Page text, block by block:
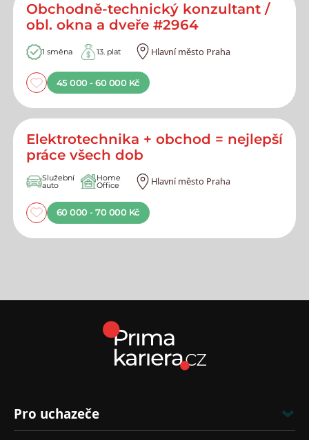
Obchodně-technický konzultant /
obl. okna a dveře #2964
1 směna 13. plat Hlavní město Praha
45 000 - 60 000 Kč
Elektrotechnika + obchod = nejlepší
práce všech dob
Služební
auto
Home
Office Hlavní město Praha
60 000 - 70 000 Kč
Pro uchazeče